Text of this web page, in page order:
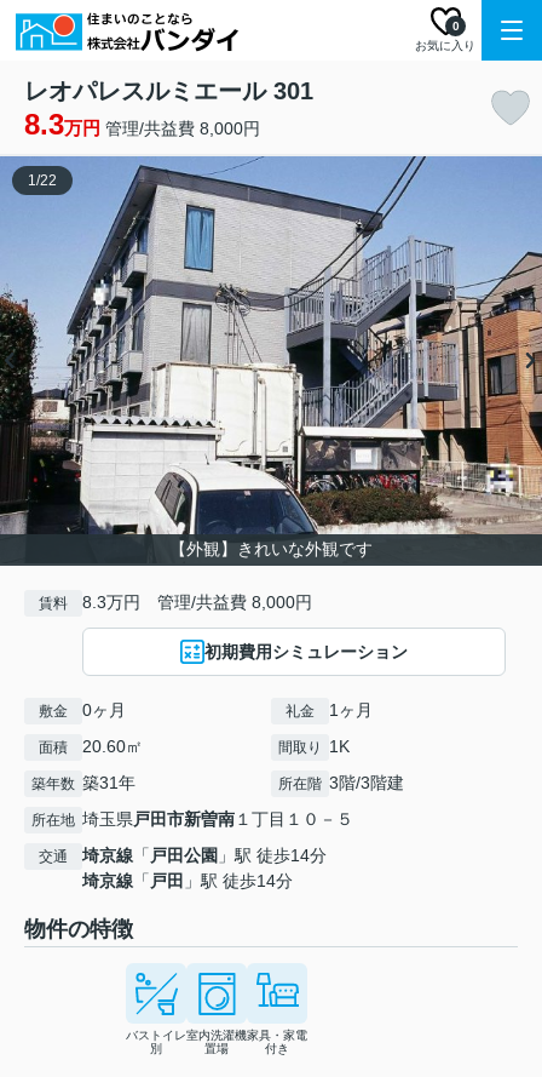
お気に入り
0
レオパレスルミエール 301
8.3万円 管理/共益費 8,000円
【外観】きれいな外観です
1/22
賃料 8.3万円 管理/共益費 8,000円
初期費用シミュレーション
敷金 0ヶ月 礼金 1ヶ月
面積 20.60㎡ 間取り 1K
築年数 築31年 所在階 3階/3階建
所在地 埼玉県戸田市新曽南１丁目１０－５
交通 埼京線 「 戸田公園 」駅 徒歩14分
埼京線 「 戸田 」駅 徒歩14分
物件の特徴
バストイレ
別
室内洗濯機
置場
家具・家電
付き